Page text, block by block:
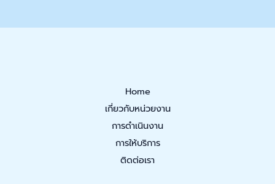
Home
เกี่ยวกับหน่วยงาน
การดำเนินงาน
การให้บริการ
ติดต่อเรา